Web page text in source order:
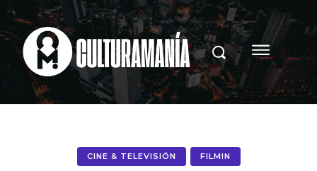
CINE & TELEVISIÓN FILMIN